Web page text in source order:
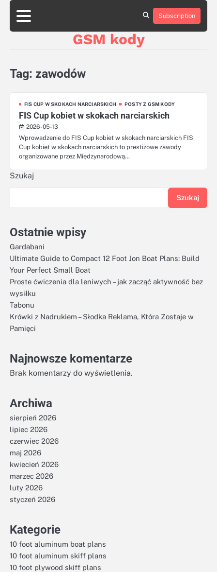
Skip
content
aluminumboatplans.com
dobra-
ujednoznaczniające
aluminumboatplans.com
dobra-
ujednoznaczniające
Kontakt
Kontakt
Subscription
GSM kody
Tag: zawodów
FIS CUP W SKOKACH NARCIARSKICH POSTY Z GSM KODY
FIS Cup kobiet w skokach narciarskich
2026-05-13
Wprowadzenie do FIS Cup kobiet w skokach narciarskich FIS
Cup kobiet w skokach narciarskich to prestiżowe zawody
organizowane przez Międzynarodową…
Szukaj
Szukaj
Ostatnie wpisy
Gardabani
Ultimate Guide to Compact 12 Foot Jon Boat Plans: Build
Your Perfect Small Boat
Proste ćwiczenia dla leniwych – jak zacząć aktywność bez
wysiłku
Tabonu
Krówki z Nadrukiem – Słodka Reklama, Która Zostaje w
Pamięci
Najnowsze komentarze
Brak komentarzy do wyświetlenia.
Archiwa
sierpień 2026
lipiec 2026
czerwiec 2026
maj 2026
kwiecień 2026
marzec 2026
luty 2026
styczeń 2026
Kategorie
10 foot aluminum boat plans
10 foot aluminum skiff plans
10 foot plywood skiff plans